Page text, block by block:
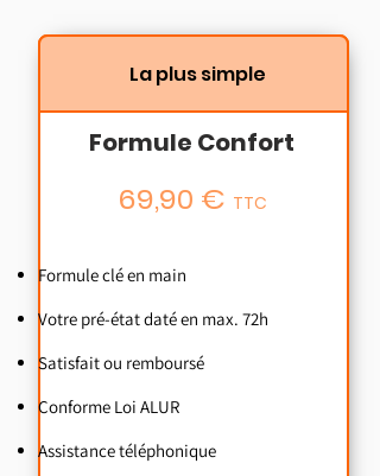
Formule Confort
Formule clé en main
Votre pré-état daté en max. 72h
Satisfait ou remboursé
Conforme Loi ALUR
Assistance téléphonique
69,90 € TTC
La plus simple